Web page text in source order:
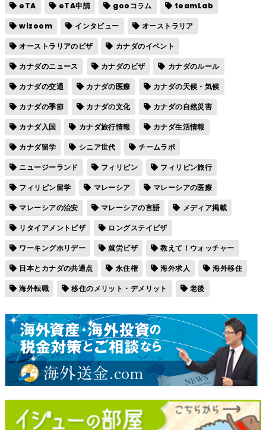
eTA eTA申請 gooコラム
teamLab
wizoom
インタビュー
オーストラリア
オーストラリアのビザ
カナダのイベント
カナダのニュース
カナダのビザ
カナダのルール
カナダの交通
カナダの医療
カナダの天候・気候
カナダの季節
カナダの文化
カナダの自然災害
カナダ入国
カナダ旅行情報
カナダ生活情報
カナダ留学
シニア世代
チームラボ
ニュージーランド
フィリピン
フィリピン旅行
フィリピン留学
マレーシア
マレーシアの医療
マレーシアの治安
マレーシアの言語
メディア掲載
リタイアメントビザ
ロングステイビザ
ワーキングホリデー
就労ビザ
教えて！ウォッチャー
日本とカナダの共通点
永住権 海外求人
海外移住
海外転職
移住のメリット・デメリット 老後